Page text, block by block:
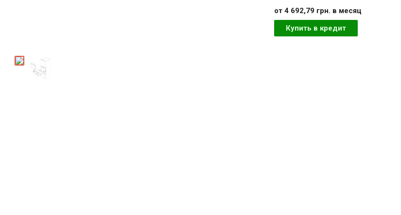
от 4 692,79 грн. в месяц
Купить в кредит